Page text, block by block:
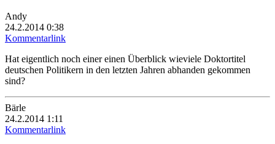
Andy
24.2.2014 0:38
Kommentarlink
Hat eigentlich noch einer einen Überblick wieviele Doktortitel
deutschen Politikern in den letzten Jahren abhanden gekommen
sind?
Bärle
24.2.2014 1:11
Kommentarlink